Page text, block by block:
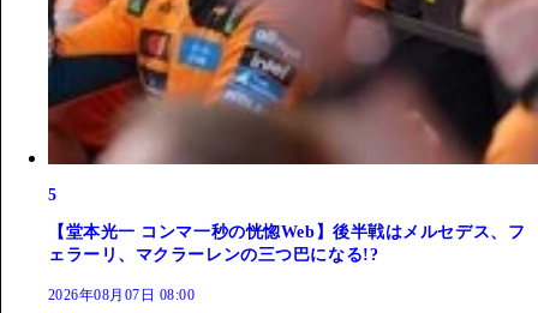
5
【堂本光一 コンマ一秒の恍惚Web】後半戦はメルセデス、フ
ェラーリ、マクラーレンの三つ巴になる!?
2026年08月07日 08:00